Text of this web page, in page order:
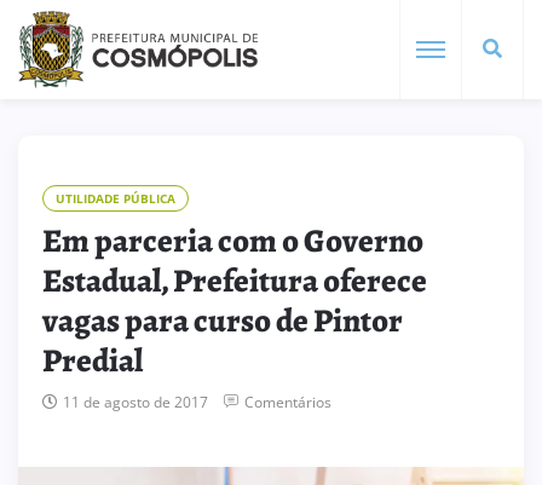
UTILIDADE PÚBLICA
Em parceria com o Governo
Estadual, Prefeitura oferece
vagas para curso de Pintor
Predial
11 de agosto de 2017 Comentários